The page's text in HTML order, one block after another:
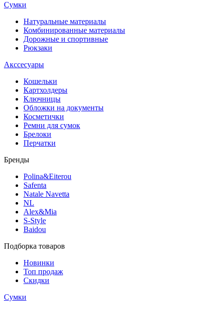
Сумки
Натуральные материалы
Комбинированные материалы
Дорожные и спортивные
Рюкзаки
Акссесуары
Кошельки
Картхолдеры
Ключницы
Обложки на документы
Косметички
Ремни для сумок
Брелоки
Перчатки
Бренды
Polina&Eiterou
Safenta
Natale Navetta
NL
Alex&Mia
S-Style
Baidou
Подборка товаров
Новинки
Топ продаж
Скидки
Сумки